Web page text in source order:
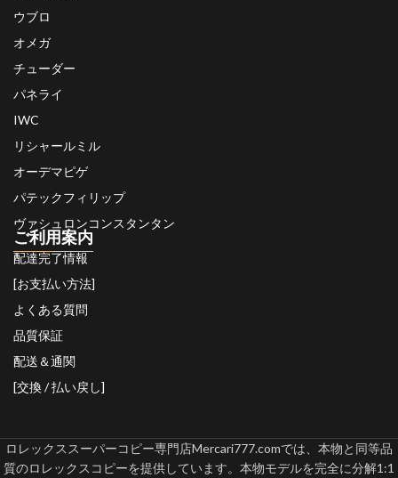
ウブロ
オメガ
チューダー
パネライ
IWC
リシャールミル
オーデマピゲ
パテックフィリップ
ヴァシュロンコンスタンタン
ご利用案内
配達完了情報
[お支払い方法]
よくある質問
品質保証
配送＆通関
[交換 / 払い戻し]
ロレックススーパーコピー専門店Mercari777.comでは、本物と同等品
質のロレックスコピーを提供しています。本物モデルを完全に分解1:1